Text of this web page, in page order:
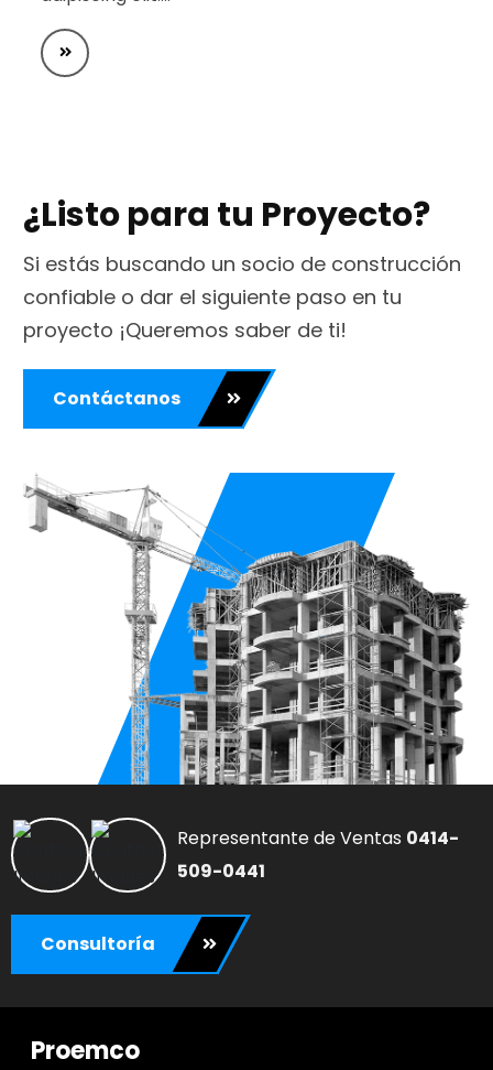
¿Listo para tu Proyecto?
Si estás buscando un socio de construcción
confiable o dar el siguiente paso en tu
proyecto ¡Queremos saber de ti!
Contáctanos
Representante de Ventas 0414-
509-0441
Consultoría
Proemco